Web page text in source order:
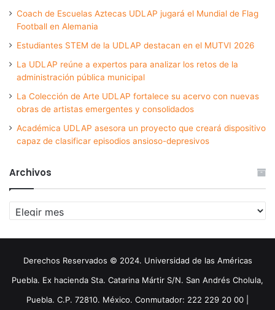
Coach de Escuelas Aztecas UDLAP jugará el Mundial de Flag
Football en Alemania
Estudiantes STEM de la UDLAP destacan en el MUTVI 2026
La UDLAP reúne a expertos para analizar los retos de la
administración pública municipal
La Colección de Arte UDLAP fortalece su acervo con nuevas
obras de artistas emergentes y consolidados
Académica UDLAP asesora un proyecto que creará dispositivo
capaz de clasificar episodios ansioso-depresivos
Archivos
Archivos
Derechos Reservados © 2024. Universidad de las Américas
Puebla. Ex hacienda Sta. Catarina Mártir S/N. San Andrés Cholula,
Puebla. C.P. 72810. México. Conmutador: 222 229 20 00 |